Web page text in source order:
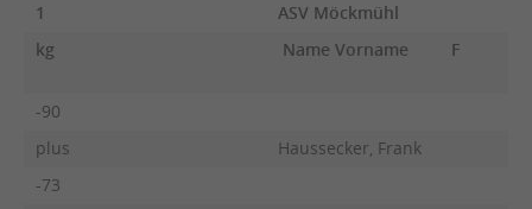
1
ASV Möckmühl
kg
Name Vorname F
-90
plus
Haussecker, Frank
-73